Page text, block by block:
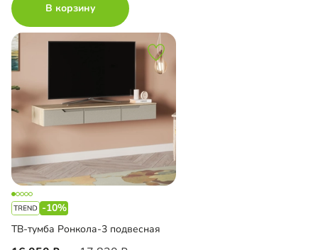
В корзину
-10%
ТВ-тумба Ронкола-3 подвесная